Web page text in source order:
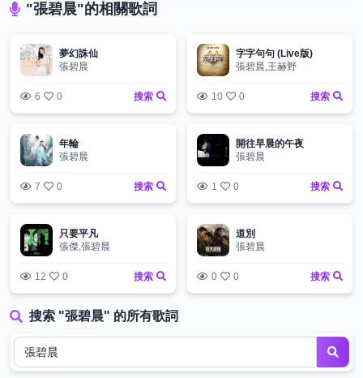
"張碧晨"的相關歌詞
夢幻誅仙
張碧晨
6 0 搜索
字字句句 (Live版)
張碧晨,王赫野
10 0 搜索
年輪
張碧晨
7 0 搜索
開往早晨的午夜
張碧晨
1 0 搜索
只要平凡
張傑,張碧晨
12 0 搜索
道別
張碧晨
0 0 搜索
搜索 "張碧晨" 的所有歌詞